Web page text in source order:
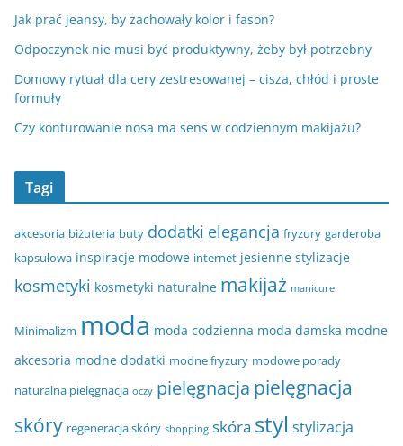
Jak prać jeansy, by zachowały kolor i fason?
Odpoczynek nie musi być produktywny, żeby był potrzebny
Domowy rytuał dla cery zestresowanej – cisza, chłód i proste
formuły
Czy konturowanie nosa ma sens w codziennym makijażu?
Tagi
akcesoria biżuteria buty dodatki elegancja fryzury garderoba
kapsułowa inspiracje modowe internet jesienne stylizacje
kosmetyki kosmetyki naturalne makijaż manicure
Minimalizm moda moda codzienna moda damska modne
akcesoria modne dodatki modne fryzury modowe porady
naturalna pielęgnacja oczy pielęgnacja pielęgnacja
skóry regeneracja skóry shopping skóra styl stylizacja